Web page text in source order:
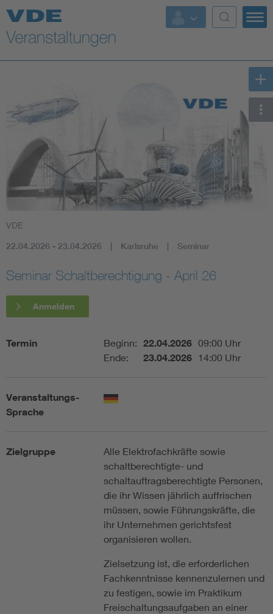
Top Themen
Fokusthemen
Energy
AI & Digital Trust
Health
Mobility
Assisted Living
Energy storage
VDE
22.04.2026 - 23.04.2026 Karlsruhe Seminar
Seminar Schaltberechtigung - April 26
Anmelden
Termin Beginn: 22.04.2026 09:00 Uhr
Ende:
23.04.2026 14:00 Uhr
Veranstaltungs-
Sprache
Zielgruppe
Alle Elektrofachkräfte sowie
schaltberechtigte- und
schaltauftragsberechtigte Personen,
die ihr Wissen jährlich auffrischen
müssen, sowie Führungskräfte, die
ihr Unternehmen gerichtsfest
organisieren wollen.
Zielsetzung ist, die erforderlichen
Fachkenntnisse kennenzulernen und
zu festigen, sowie im Praktikum
Freischaltungsaufgaben an einer